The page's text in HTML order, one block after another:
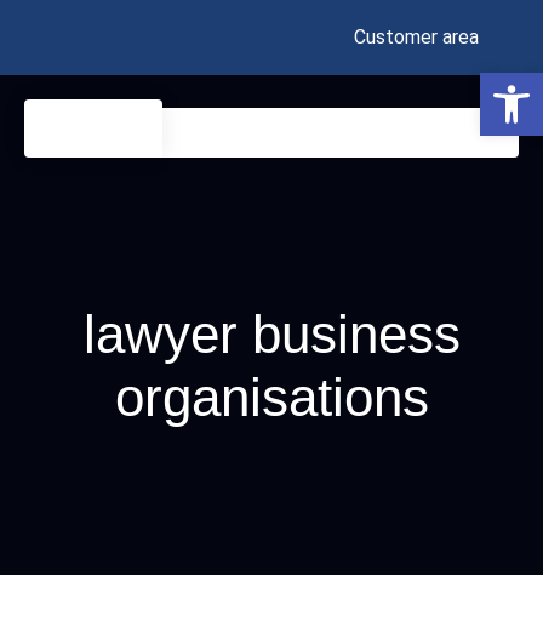
Customer area
lawyer business
organisations